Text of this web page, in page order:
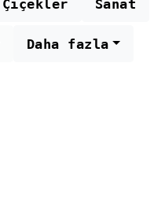
Çiçekler Sanat
Daha fazla